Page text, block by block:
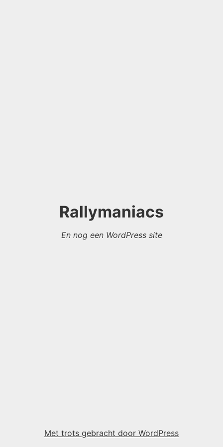
Rallymaniacs
En nog een WordPress site
Met trots gebracht door WordPress